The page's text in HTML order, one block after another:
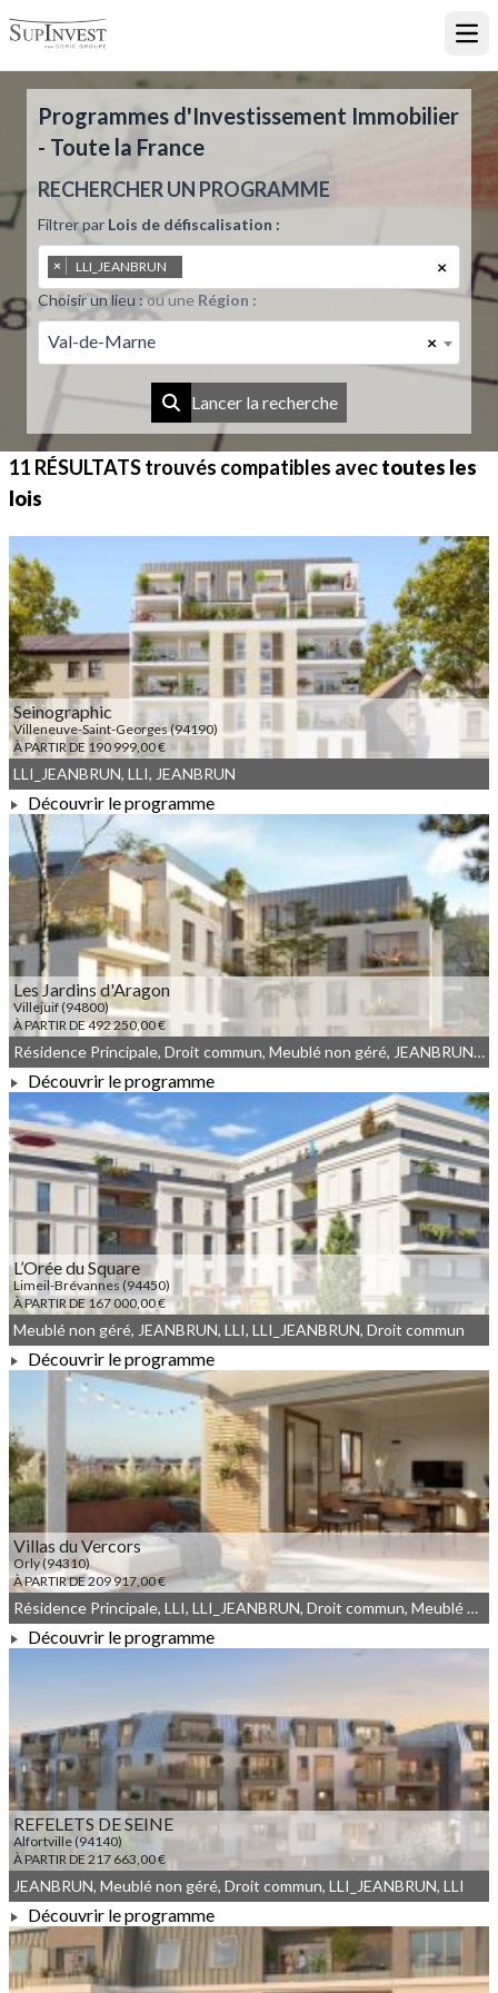
Programmes d'Investissement Immobilier
- Toute la France
RECHERCHER UN PROGRAMME
Filtrer par Lois de défiscalisation :
×
× LLI_JEANBRUN
Choisir un lieu :ou une Région :
×
Val-de-Marne
Lancer la recherche
11 RÉSULTATStrouvés compatibles avectoutes les
lois
Seinographic
Villeneuve-Saint-Georges (94190)
À PARTIR DE 190 999,00 €
À PARTIR DE 190 999,00 €
LLI_JEANBRUN, LLI, JEANBRUN
Découvrir le programme
Les Jardins d'Aragon
Villejuif (94800)
À PARTIR DE 492 250,00 €
À PARTIR DE 492 250,00 €
Résidence Principale, Droit commun, Meublé non géré, JEANBRUN, LLI, LLI_JEANBRUN
Découvrir le programme
L’Orée du Square
Limeil-Brévannes (94450)
À PARTIR DE 167 000,00 €
À PARTIR DE 167 000,00 €
Meublé non géré, JEANBRUN, LLI, LLI_JEANBRUN, Droit commun
Découvrir le programme
Villas du Vercors
Orly (94310)
À PARTIR DE 209 917,00 €
À PARTIR DE 209 917,00 €
Résidence Principale, LLI, LLI_JEANBRUN, Droit commun, Meublé non géré, JEANBRUN
Découvrir le programme
REFELETS DE SEINE
Alfortville (94140)
À PARTIR DE 217 663,00 €
À PARTIR DE 217 663,00 €
JEANBRUN, Meublé non géré, Droit commun, LLI_JEANBRUN, LLI
Découvrir le programme